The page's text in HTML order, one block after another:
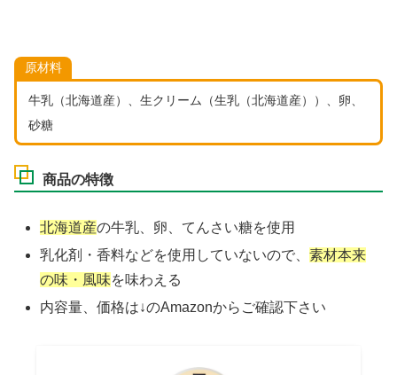
原材料
牛乳（北海道産）、生クリーム（生乳（北海道産））、卵、
砂糖
商品の特徴
北海道産の牛乳、卵、てんさい糖を使用
乳化剤・香料などを使用していないので、素材本来
の味・風味を味わえる
内容量、価格は↓のAmazonからご確認下さい